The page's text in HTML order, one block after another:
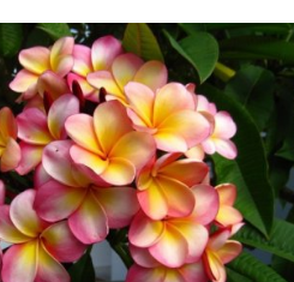
ET FAMILLE
RECETTES
D'ÉTÉ ET JARDIN